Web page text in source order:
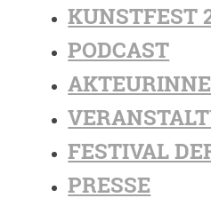
KUNSTFEST
PODCAST
FESTIVAL
PRESSE